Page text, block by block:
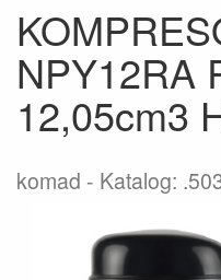
NPY12RA
12,05cm3
komad Katalog: